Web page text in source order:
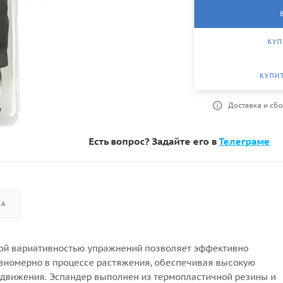
Доставка и
Есть вопрос? Задайте его вТелеграме
вариативностью упражнений позволяет эффективно
в процессе растяжения, обеспечивая высокую
Эспандер выполнен из термопластичной резины и